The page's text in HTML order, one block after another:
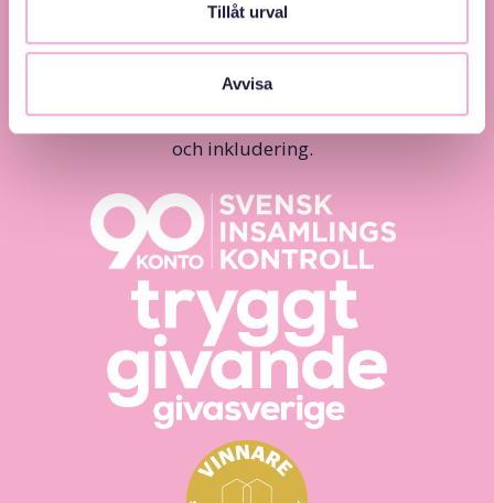
Tillåt urval
Avvisa
Svenska med baby – Föräldraträffar för jämlikhet
och inkludering.